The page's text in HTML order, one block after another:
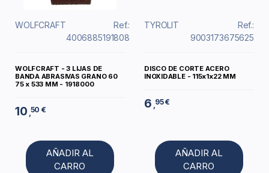
WOLFCRAFT
Ref.:
4006885191808
WOLFCRAFT - 3 LIJAS DE
BANDA ABRASIVAS GRANO 60
75 x 533 MM - 1918000
10 ,50 €
AÑADIR AL
CARRO
TYROLIT
Ref.:
9003173675625
DISCO DE CORTE ACERO
INOXIDABLE - 115x1x22 MM
6 95 €
AÑADIR AL
CARRO